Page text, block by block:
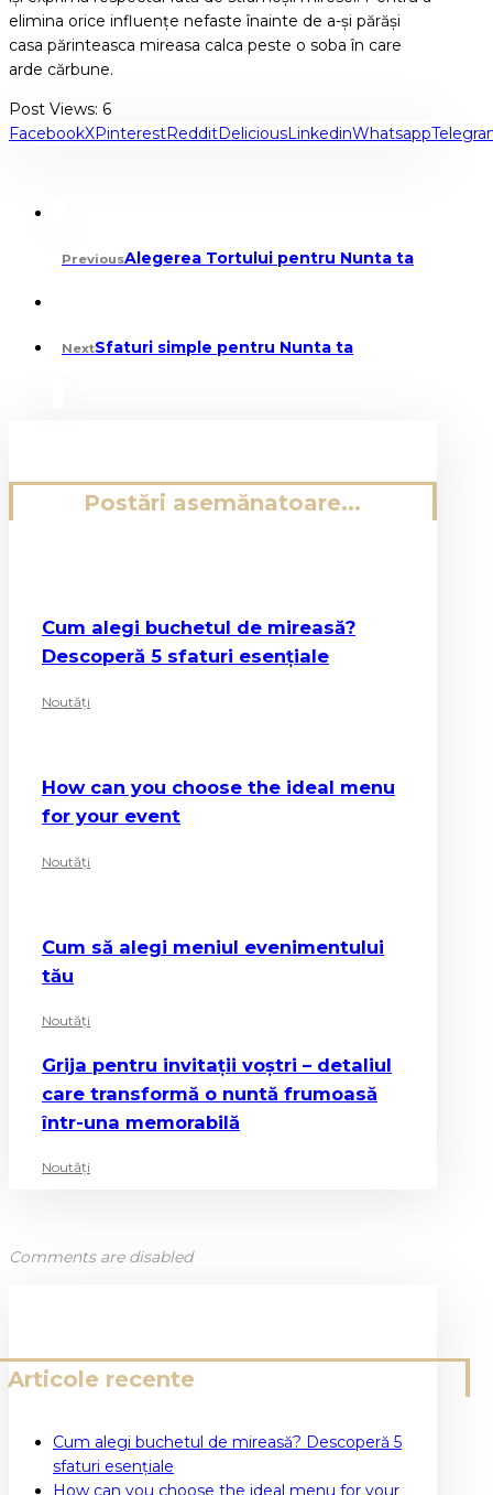
elimina orice influențe nefaste înainte de a-și părăși
casa părinteasca mireasa calca peste o soba în care
arde cărbune.
Post Views: 6
FacebookXPinterestRedditDeliciousLinkedinWhatsapp
PreviousAlegerea Tortului pentru Nunta ta
NextSfaturi simple pentru Nunta ta
Postări asemănatoare...
Cum alegi buchetul de mireasă?
Descoperă 5 sfaturi esențiale
Noutăți
How can you choose the ideal menu
for your event
Noutăți
Cum să alegi meniul evenimentului
tău
Noutăți
Grija pentru invitații voștri – detaliul
care transformă o nuntă frumoasă
într-una memorabilă
Noutăți
Comments are disabled
Articole recente
Cum alegi buchetul de mireasă? Descoperă 5
sfaturi esențiale
How can you choose the ideal menu for your